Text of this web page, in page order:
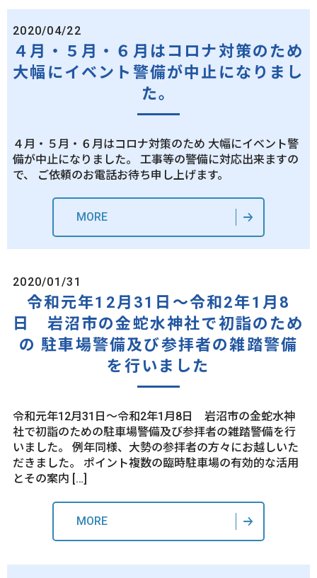
2020/04/22
４月・５月・６月はコロナ対策のため
大幅にイベント警備が中止になりまし
た。
４月・５月・６月はコロナ対策のため 大幅にイベント警
備が中止になりました。 工事等の警備に対応出来ますの
で、 ご依頼のお電話お待ち申し上げます。
MORE
2020/01/31
令和元年12月31日～令和2年1月8
日 岩沼市の金蛇水神社で初詣のため
の 駐車場警備及び参拝者の雑踏警備
を行いました
令和元年12月31日～令和2年1月8日 岩沼市の金蛇水神
社で初詣のための駐車場警備及び参拝者の雑踏警備を行
いました。 例年同様、大勢の参拝者の方々にお越しいた
だきました。 ポイント複数の臨時駐車場の有効的な活用
とその案内 […]
MORE